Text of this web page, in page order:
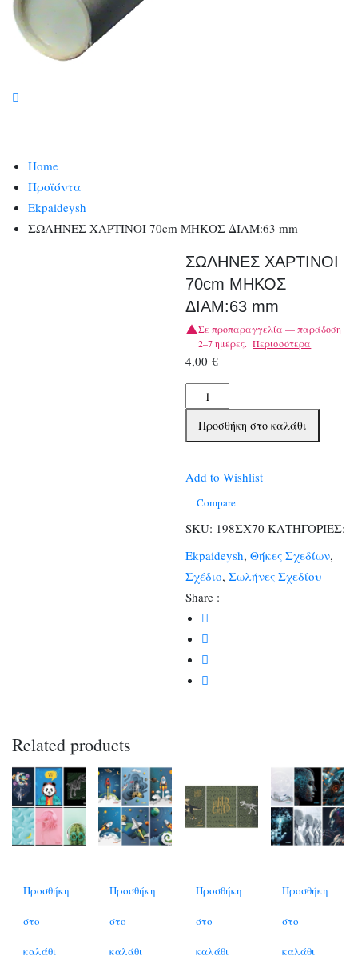
Home
Προϊόντα
Ekpaideysh
ΣΩΛΗΝΕΣ ΧΑΡΤΙΝΟΙ 70cm ΜΗΚΟΣ ΔΙΑΜ:63 mm
ΣΩΛΗΝΕΣ ΧΑΡΤΙΝΟΙ
70cm ΜΗΚΟΣ
ΔΙΑΜ:63 mm
Σε προπαραγγελία — παράδοση
2–7 ημέρες. Περισσότερα
4,00€
ΣΩΛΗΝΕΣ
ΧΑΡΤΙΝΟΙ
70cm
ΔΙΑΜ:63
mm
Προσθήκη στο καλάθι
Add to Wishlist
Compare
SKU: 198ΣΧ70 ΚΑΤΗΓΟΡΙΕΣ:
Ekpaideysh,Θήκες Σχεδίων,
Σχέδιο,Σωλήνες Σχεδίου
Share :
Related products
Προσθήκη
στο
καλάθι
Προσθήκη
στο
καλάθι
Προσθήκη
στο
καλάθι
Προσθήκη
στο
καλάθι